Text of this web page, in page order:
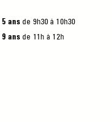
5 ans de 9h30 à 10h30
9 ans de 11h à 12h